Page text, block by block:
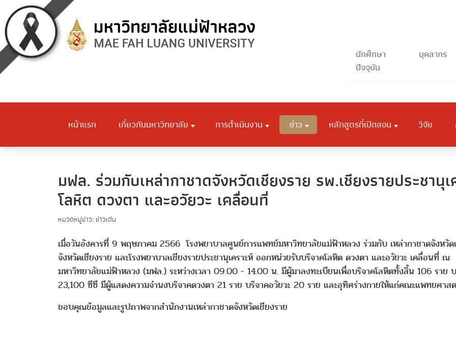
นักศึกษา
ปัจจุบัน
บุคลากร
หน้าแรก เกี่ยวกับมหาวิทยาลัย การดำเนินงาน ข่าว หลักสูตรที่เปิดสอน วิจัย
มฟล. ร่วมกับเหล่ากาชาดจังหวัดเชียงราย รพ.เชียงรายประชา
โลหิต ดวงตา และอวัยวะ เคลื่อนที่
หมวดหมู่ข่าว: ข่าวเด่น
เมื่อวันอังคารที่ 9 พฤษภาคม 2566 โรงพยาบาลศูนย์การแพทย์มหาวิทยาลัยแม่ฟ้าหลวง ร่วมกับ เหล่ากาชาดจังห
จังหวัดเชียงราย และโรงพยาบาลเชียงรายประชานุเคราะห์ ออกหน่วยรับบริจาคโลหิต ดวงตา และอวัยวะ เคลื่อน
มหาวิทยาลัยแม่ฟ้าหลวง (มฟล.) ระหว่างเวลา 09.00 - 14.00 น. มีผู้มาลงทะเบียนเพื่อบริจาคโลหิตทั้งสิ้น 106 ราย
23,100 ซีซี มีผู้แสดงความจำนงบริจาคดวงตา 21 ราย บริจาคอวัยวะ 20 ราย และอุทิศร่างกายให้แก่คณะแพทยศาส
ขอบคุณข้อมูลและรูปภาพจากสำนักงานเหล่ากาชาดจังหวัดเชียงราย